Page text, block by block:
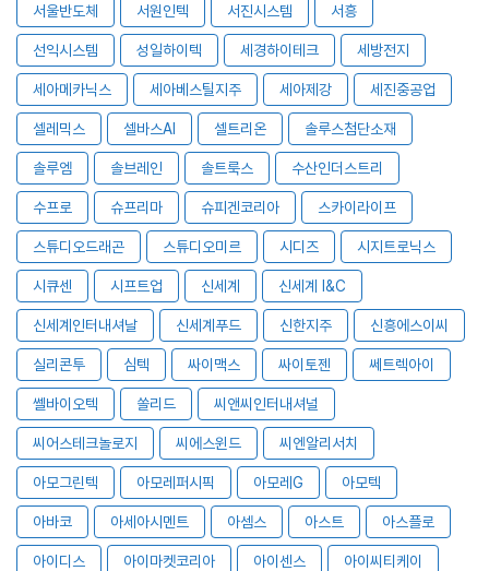
서울반도체 서원인텍 서진시스템 서흥
선익시스템 성일하이텍 세경하이테크 세방전지
세아메카닉스 세아베스틸지주 세아제강 세진중공업
셀레믹스 셀바스AI 셀트리온 솔루스첨단소재
솔루엠 솔브레인 솔트룩스 수산인더스트리
수프로 슈프리마 슈피겐코리아 스카이라이프
스튜디오드래곤 스튜디오미르 시디즈 시지트로닉스
시큐센 시프트업 신세계 신세계 I&C
신세계인터내셔날 신세계푸드 신한지주 신흥에스이씨
실리콘투 심텍 싸이맥스 싸이토젠 쎄트렉아이
쎌바이오텍 쏠리드 씨앤씨인터내셔널
씨어스테크놀로지 씨에스윈드 씨엔알리서치
아모그린텍 아모레퍼시픽 아모레G 아모텍
아바코 아세아시멘트 아셈스 아스트 아스플로
아이디스 아이마켓코리아 아이센스 아이씨티케이